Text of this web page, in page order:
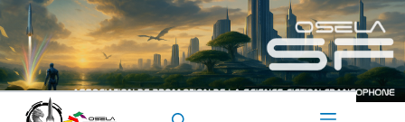
Passer
au
contenu